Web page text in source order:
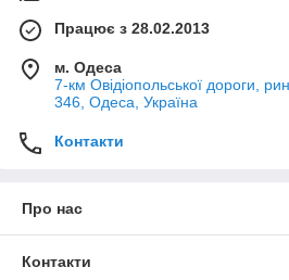
Працює з 28.02.2013
м. Одеса
7-км Овідіопольської дороги,
346, Одеса, Україна
Контакти
Про нас
Контакти